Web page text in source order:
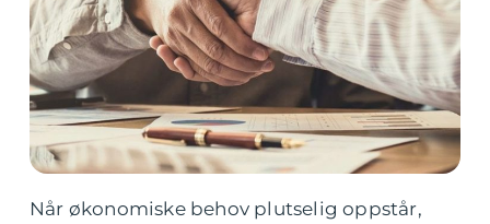
Når økonomiske behov plutselig oppstår,